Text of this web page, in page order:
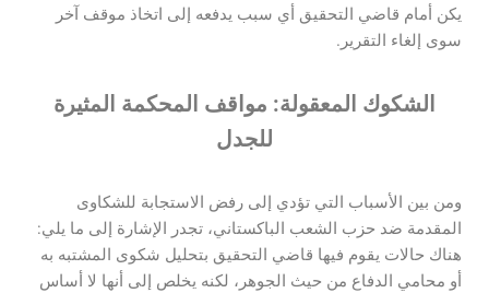
يكن أمام قاضي التحقيق أي سبب يدفعه إلى اتخاذ موقف آخر
سوى إلغاء التقرير.
الشكوك المعقولة: مواقف المحكمة المثيرة
للجدل
ومن بين الأسباب التي تؤدي إلى رفض الاستجابة للشكاوى
المقدمة ضد حزب الشعب الباكستاني، تجدر الإشارة إلى ما يلي:
هناك حالات يقوم فيها قاضي التحقيق بتحليل شكوى المشتبه به
أو محامي الدفاع من حيث الجوهر، لكنه يخلص إلى أنها لا أساس